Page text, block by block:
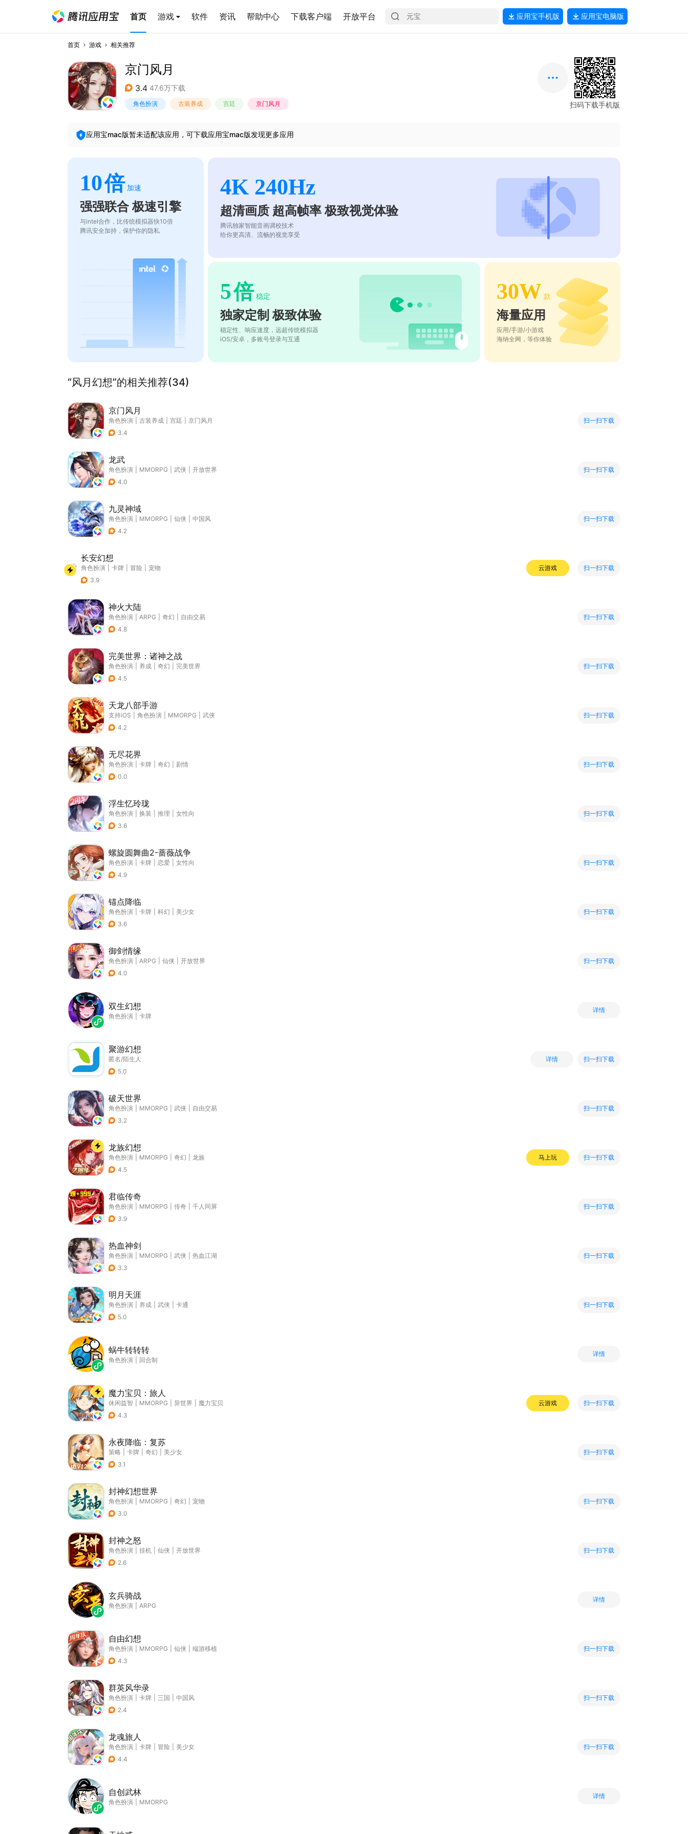
首页 游戏 软件 资讯 帮助中心 下载客户端 开放平台 应用宝手机版 应用宝电脑版
首页 游戏 相关推荐
京门风月
3.4 47.6万下载
角色扮演 古装养成 宫廷 京门风月 扫码下载手机版
应用宝mac版暂未适配该应用，可下载应用宝mac版发现更多应用
10倍 加速
强强联合 极速引擎
与intel合作，比传统模拟器快10倍
腾讯安全加持，保护你的隐私
4K 240Hz
超清画质 超高帧率 极致视觉体验
腾讯独家智能音画调校技术
给你更高清、流畅的视觉享受
5倍 稳定
独家定制 极致体验
稳定性、响应速度，远超传统模拟器
iOS/安卓，多账号登录与互通
30W 款
海量应用
应用/手游/小游戏
海纳全网，等你体验
“风月幻想”的相关推荐(34)
京门风月
角色扮演 古装养成 宫廷
京门风月
3.4
扫一扫下载
龙武
角色扮演 MMORPG 武侠
开放世界
4.0
扫一扫下载
九灵神域
角色扮演 MMORPG 仙侠
中国风
4.2
扫一扫下载
长安幻想
角色扮演 卡牌 冒险
宠物
3.9
云游戏 扫一扫下载
神火大陆
角色扮演 ARPG 奇幻
自由交易
4.8
扫一扫下载
完美世界：诸神之战
角色扮演 养成 奇幻
完美世界
4.5
扫一扫下载
天龙八部手游
支持iOS 角色扮演 MMORPG
武侠
4.2
扫一扫下载
无尽花界
角色扮演 卡牌 奇幻
剧情
0.0
扫一扫下载
浮生忆玲珑
角色扮演 换装 推理
女性向
3.6
扫一扫下载
螺旋圆舞曲2-蔷薇战争
角色扮演 卡牌 恋爱
女性向
4.9
扫一扫下载
锚点降临
角色扮演 卡牌 科幻
美少女
3.6
扫一扫下载
御剑情缘
角色扮演 ARPG 仙侠
开放世界
4.0
扫一扫下载
双生幻想
角色扮演 卡牌
详情
聚游幻想
匿名/陌生人
5.0
详情 扫一扫下载
破天世界
角色扮演 MMORPG 武侠
自由交易
3.2
扫一扫下载
龙族幻想
角色扮演 MMORPG 奇幻
龙族
4.5
马上玩 扫一扫下载
君临传奇
角色扮演 MMORPG 传奇
千人同屏
3.9
扫一扫下载
热血神剑
角色扮演 MMORPG 武侠
热血江湖
3.3
扫一扫下载
明月天涯
角色扮演 养成 武侠
卡通
5.0
扫一扫下载
蜗牛转转转
角色扮演 回合制
详情
魔力宝贝：旅人
休闲益智 MMORPG 异世界
魔力宝贝
4.3
云游戏 扫一扫下载
永夜降临：复苏
策略 卡牌 奇幻
美少女
3.1
扫一扫下载
封神幻想世界
角色扮演 MMORPG 奇幻
宠物
3.0
扫一扫下载
封神之怒
角色扮演 挂机 仙侠
开放世界
2.6
扫一扫下载
玄兵骑战
角色扮演 ARPG
详情
自由幻想
角色扮演 MMORPG 仙侠
端游移植
4.3
扫一扫下载
群英风华录
角色扮演 卡牌 三国
中国风
2.4
扫一扫下载
龙魂旅人
角色扮演 卡牌 冒险
美少女
4.4
扫一扫下载
自创武林
角色扮演 MMORPG
详情